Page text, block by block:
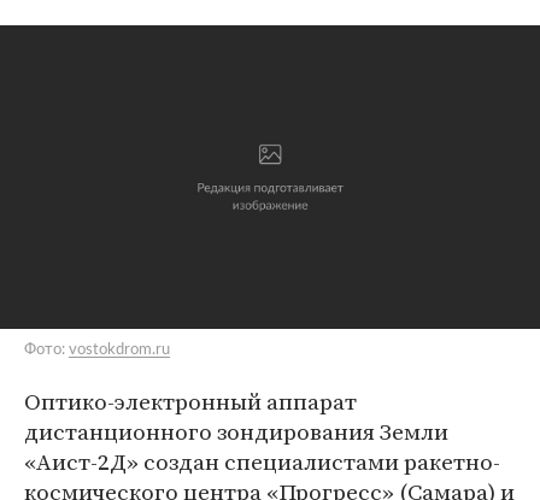
Фото: vostokdrom.ru
Оптико-электронный аппарат
дистанционного зондирования Земли
«Аист-2Д» создан специалистами ракетно-
космического центра «Прогресс» (Самара) и